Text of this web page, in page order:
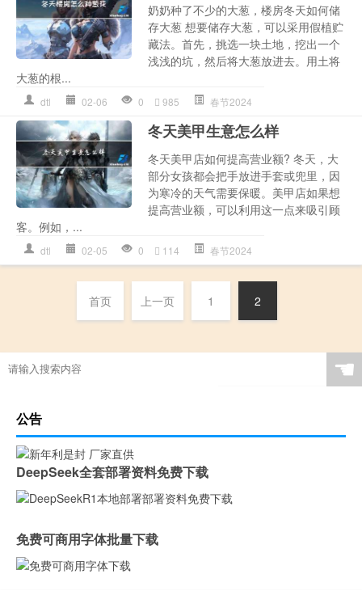
奶奶种了不少的大葱，楼房冬天如何储
存大葱 想要储存大葱，可以采用假植贮
藏法。首先，挑选一块土地，挖出一个
浅浅的坑，然后将大葱放进去。用土将
大葱的根...
dtl 02-06 0 985 春节2024
冬天美甲生意怎么样
冬天美甲店如何提高营业额? 冬天，大
部分女孩都会把手放进手套或兜里，因
为寒冷的天气需要保暖。美甲店如果想
提高营业额，可以利用这一点来吸引顾
客。例如，...
dtl 02-05 0 114 春节2024
首页 上一页 1 2
☚
公告
DeepSeek全套部署资料免费下载
免费可商用字体批量下载